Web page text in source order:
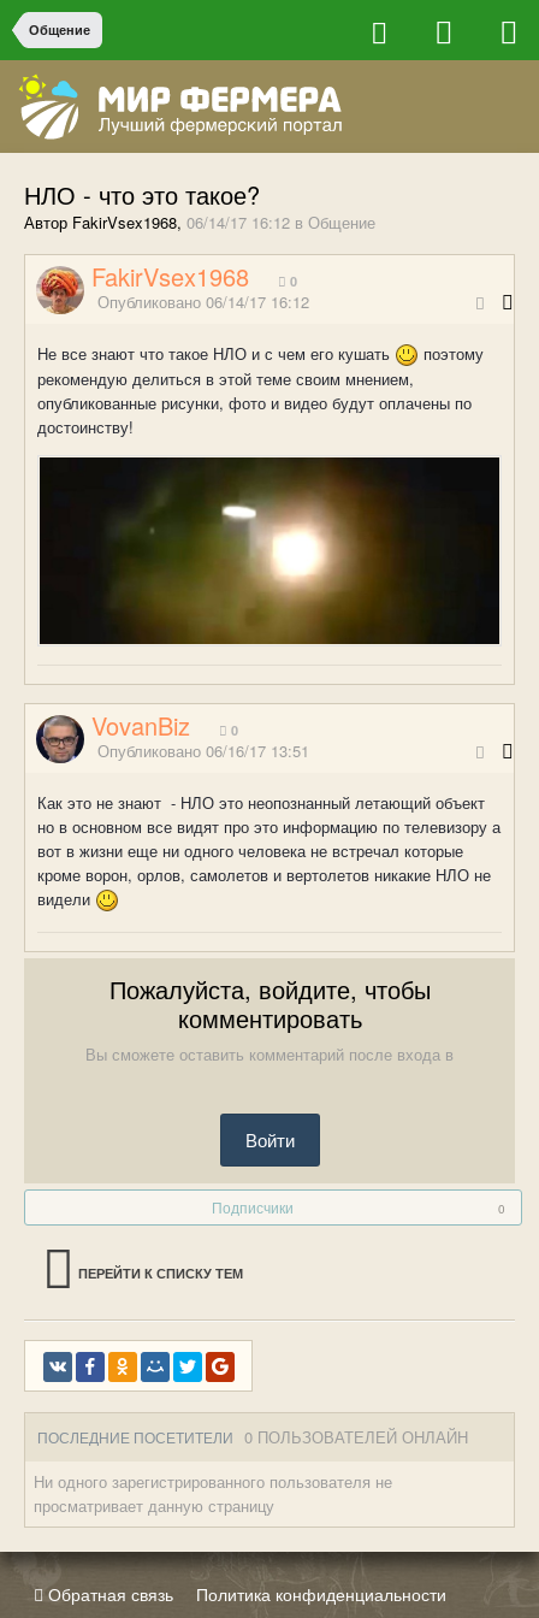
Общение
НЛО - что это такое?
Автор FakirVsex1968, 06/14/17 16:12 в Общение
FakirVsex1968 0
Опубликовано 06/14/17 16:12
Не все знают что такое НЛО и с чем его кушать
поэтому
рекомендую делиться в этой теме своим мнением,
опубликованные рисунки, фото и видео будут оплачены по
достоинству!
VovanBiz 0
Опубликовано 06/16/17 13:51
Как это не знают - НЛО это неопознанный летающий объект
но в основном все видят про это информацию по телевизору а
вот в жизни еще ни одного человека не встречал которые
кроме ворон, орлов, самолетов и вертолетов никакие НЛО не
видели
Пожалуйста, войдите, чтобы
комментировать
Вы сможете оставить комментарий после входа в
Войти
Подписчики 0
ПЕРЕЙТИ К СПИСКУ ТЕМ
ПОСЛЕДНИЕ ПОСЕТИТЕЛИ 0 ПОЛЬЗОВАТЕЛЕЙ ОНЛАЙН
Ни одного зарегистрированного пользователя не
просматривает данную страницу
Обратная связь Политика конфиденциальности